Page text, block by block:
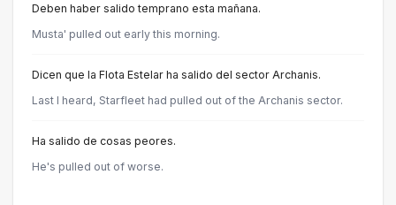
Deben haber salido temprano esta mañana.
Musta' pulled out early this morning.
Dicen que la Flota Estelar ha salido del sector Archanis.
Last I heard, Starfleet had pulled out of the Archanis sector.
Ha salido de cosas peores.
He's pulled out of worse.